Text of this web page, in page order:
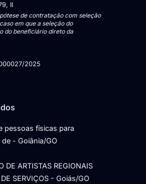
II
de contratação com seleção
em que a seleção do
do beneficiário direto da
2025
pessoas físicas para
- Goiânia/GO
DE ARTISTAS REGIONAIS
SERVIÇOS - Goiás/GO